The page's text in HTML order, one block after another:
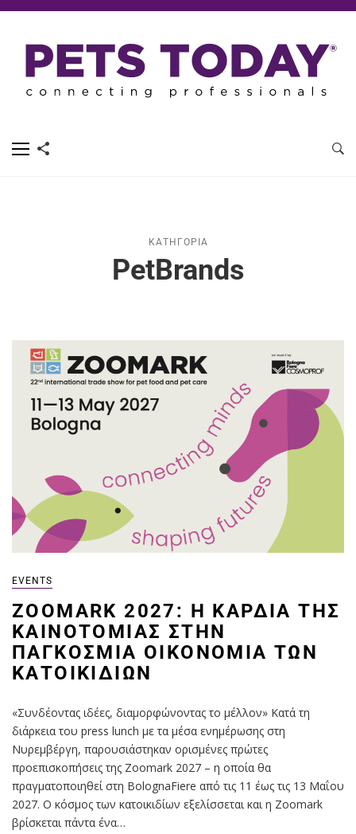
ΚΑΤΗΓΟΡΊΑ
PetBrands
EVENTS
ZOOMARK 2027: Η ΚΑΡΔΙΆ ΤΗΣ
ΚΑΙΝΟΤΟΜΊΑΣ ΣΤΗΝ
ΠΑΓΚΌΣΜΙΑ ΟΙΚΟΝΟΜΊΑ ΤΩΝ
ΚΑΤΟΙΚΙΔΊΩΝ
«Συνδέοντας ιδέες, διαμορφώνοντας το μέλλον» Κατά τη
διάρκεια του press lunch με τα μέσα ενημέρωσης στη
Νυρεμβέργη, παρουσιάστηκαν ορισμένες πρώτες
προεπισκοπήσεις της Zoomark 2027 – η οποία θα
πραγματοποιηθεί στη BolognaFiere από τις 11 έως τις 13 Μαΐου
2027. Ο κόσμος των κατοικιδίων εξελίσσεται και η Zoomark
βρίσκεται πάντα ένα…